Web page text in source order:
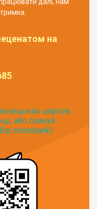
на
церков
або скануй
monobank):